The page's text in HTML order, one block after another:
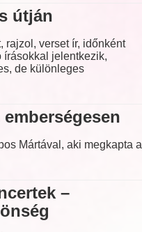
útján
rajzol, verset ír, időnként
írásokkal jelentkezik,
de különleges
Mártával, aki megkapta a
–